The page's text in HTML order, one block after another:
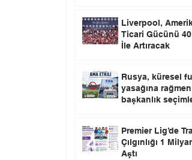
Liverpool,
Ticari Gücünü
İle Artıracak
Rusya, küresel
yasağına
başkanlık
Premier Lig’de
Çılgınlığı 1
Aştı